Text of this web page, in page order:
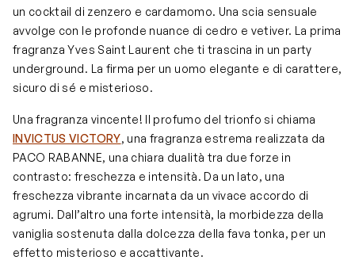
un cocktail di zenzero e cardamomo. Una scia sensuale
avvolge con le profonde nuance di cedro e vetiver. La prima
fragranza Yves Saint Laurent che ti trascina in un party
underground. La firma per un uomo elegante e di carattere,
sicuro di sé e misterioso.
Una fragranza vincente! Il profumo del trionfo si chiama
INVICTUS VICTORY, una fragranza estrema realizzata da
PACO RABANNE, una chiara dualità tra due forze in
contrasto: freschezza e intensità. Da un lato, una
freschezza vibrante incarnata da un vivace accordo di
agrumi. Dall’altro una forte intensità, la morbidezza della
vaniglia sostenuta dalla dolcezza della fava tonka, per un
effetto misterioso e accattivante.